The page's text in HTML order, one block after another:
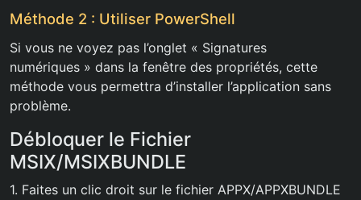
Méthode 2 : Utiliser PowerShell
Si vous ne voyez pas l’onglet « Signatures
numériques » dans la fenêtre des propriétés, cette
méthode vous permettra d’installer l’application sans
problème.
Débloquer le Fichier
MSIX/MSIXBUNDLE
1. Faites un clic droit sur le fichier APPX/APPXBUNDLE